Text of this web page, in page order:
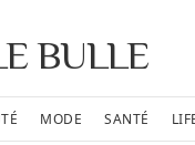
BULLE
MODE SANTÉ